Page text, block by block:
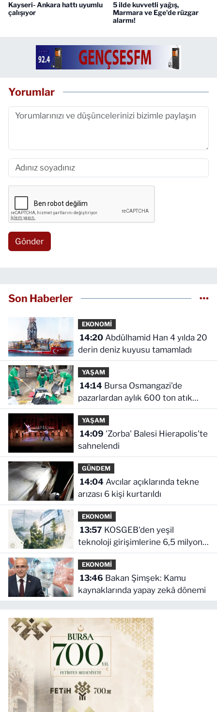
Kayseri- Ankara hattı uyumlu
çalışıyor
5 ilde kuvvetli yağış,
Marmara ve Ege'de rüzgar
alarmı!
Yorumlar
Gönder
Son Haberler
EKONOMİ
14:20Abdülhamid Han 4 yılda 20
derin deniz kuyusu tamamladı
YAŞAM
14:14Bursa Osmangazi'de
pazarlardan aylık 600 ton atık
toplanıyor
YAŞAM
14:09
sahnelendi
GÜNDEM
14:04Avcılar açıklarında tekne
arızası 6 kişi kurtarıldı
EKONOMİ
13:57
teknoloji girişimlerine 6,5 milyon
TL'ye kadar destek
EKONOMİ
13:46
kaynaklarında yapay zekâ dönemi